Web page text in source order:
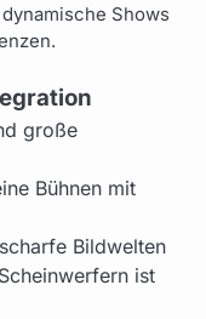
Shows
große
Bühnen mit
Bildwelten
ist